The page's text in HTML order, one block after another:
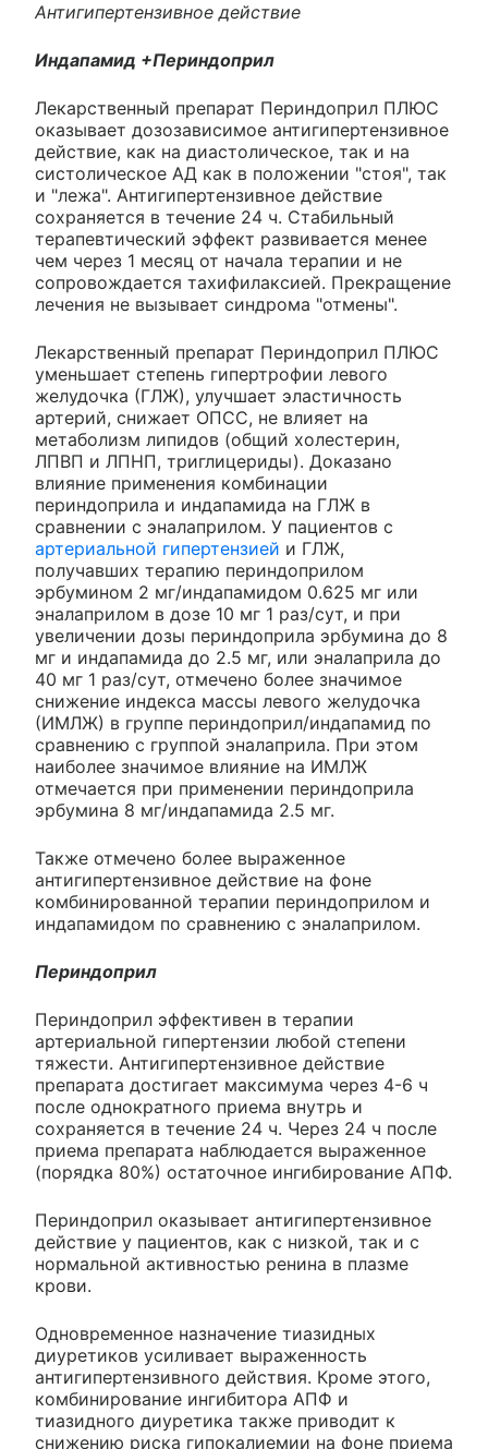
Антигипертензивное действие
Индапамид +Периндоприл
Лекарственный препарат Периндоприл ПЛЮС
оказывает дозозависимое антигипертензивное
действие, как на диастолическое, так и на
систолическое АД как в положении "стоя", так
и "лежа". Антигипертензивное действие
сохраняется в течение 24 ч. Стабильный
терапевтический эффект развивается менее
чем через 1 месяц от начала терапии и не
сопровождается тахифилаксией. Прекращение
лечения не вызывает синдрома "отмены".
Лекарственный препарат Периндоприл ПЛЮС
уменьшает степень гипертрофии левого
желудочка (ГЛЖ), улучшает эластичность
артерий, снижает ОПСС, не влияет на
метаболизм липидов (общий холестерин,
ЛПВП и ЛПНП, триглицериды). Доказано
влияние применения комбинации
периндоприла и индапамида на ГЛЖ в
сравнении с эналаприлом. У пациентов с
артериальной гипертензией и ГЛЖ,
получавших терапию периндоприлом
эрбумином 2 мг/индапамидом 0.625 мг или
эналаприлом в дозе 10 мг 1 раз/сут, и при
увеличении дозы периндоприла эрбумина до 8
мг и индапамида до 2.5 мг, или эналаприла до
40 мг 1 раз/сут, отмечено более значимое
снижение индекса массы левого желудочка
(ИМЛЖ) в группе периндоприл/индапамид по
сравнению с группой эналаприла. При этом
наиболее значимое влияние на ИМЛЖ
отмечается при применении периндоприла
эрбумина 8 мг/индапамида 2.5 мг.
Также отмечено более выраженное
антигипертензивное действие на фоне
комбинированной терапии периндоприлом и
индапамидом по сравнению с эналаприлом.
Периндоприл
Периндоприл эффективен в терапии
артериальной гипертензии любой степени
тяжести. Антигипертензивное действие
препарата достигает максимума через 4-6 ч
после однократного приема внутрь и
сохраняется в течение 24 ч. Через 24 ч после
приема препарата наблюдается выраженное
(порядка 80%) остаточное ингибирование АПФ.
Периндоприл оказывает антигипертензивное
действие у пациентов, как с низкой, так и с
нормальной активностью ренина в плазме
крови.
Одновременное назначение тиазидных
диуретиков усиливает выраженность
антигипертензивного действия. Кроме этого,
комбинирование ингибитора АПФ и
тиазидного диуретика также приводит к
снижению риска гипокалиемии на фоне приема